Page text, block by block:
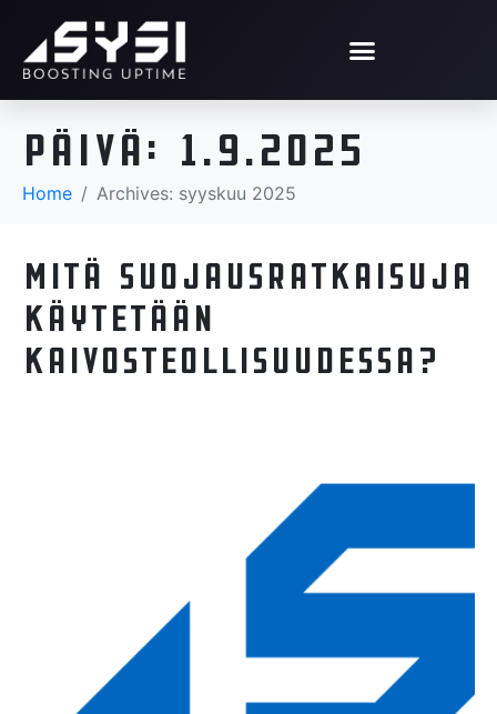
Päivä: 1.9.2025
Home Archives: syyskuu 2025
Mitä suojausratkaisuja
käytetään
kaivosteollisuudessa?